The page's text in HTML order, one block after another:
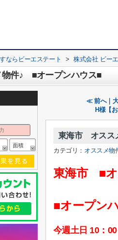
ならビーエステート > 株式会社 ビー
件♪ ■オープンハウス■
≪ 前へ｜
H様【
東海市 オスス
カテゴリ： オススメ物
東海市 ■オ
■オープン
今週土日 10：
面積